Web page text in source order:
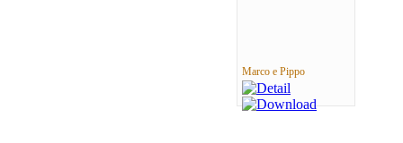
Marco e Pippo